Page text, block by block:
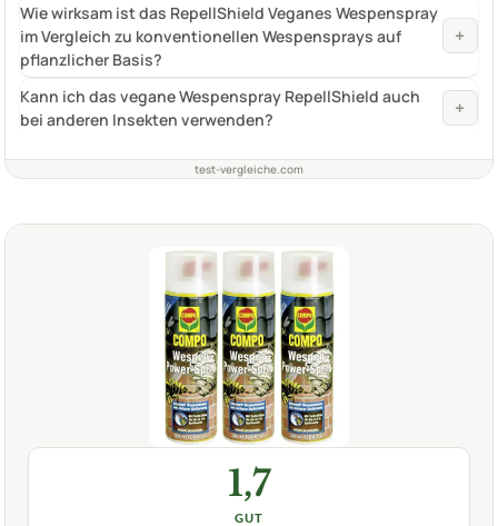
Wie wirksam ist das RepellShield Veganes Wespenspray
im Vergleich zu konventionellen Wespensprays auf
pflanzlicher Basis?
+
Kann ich das vegane Wespenspray RepellShield auch
bei anderen Insekten verwenden?
+
test-vergleiche.com
1,7
GUT